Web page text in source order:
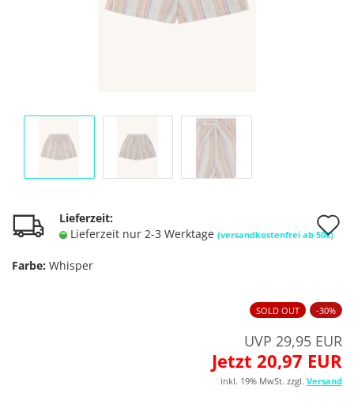
Lieferzeit:
Lieferzeit nur 2-3 Werktage (versandkostenfrei ab 50€)
Farbe: Whisper
SOLD OUT -30%
UVP 29,95 EUR
Jetzt 20,97 EUR
inkl. 19% MwSt. zzgl. Versand